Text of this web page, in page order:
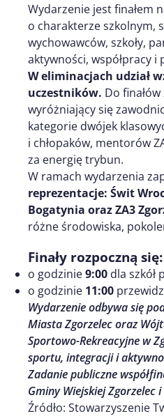
Wydarzenie jest finałem
o charakterze szkolnym,
wychowawców, szkoły,
aktywności, współpracy i
W eliminacjach udział
uczestników. Do
wyróżniający się
kategorie dwójek
i chłopaków, mentorów
za energię trybun.
W ramach wydarzenia
reprezentacje: Świt
Bogatynia oraz ZA3
różne środowiska,
Finały rozpoczną się:
o godzinie9:00 dla szkół
o godzinie 11:00
Wydarzenie odbywa się
Miasta Zgorzelec oraz
Sportowo-Rekreacyjne w
sportu, integracji i
Zadanie publiczne
Gminy Wiejskiej Zgorzelec
Źródło: Stowarzyszenie